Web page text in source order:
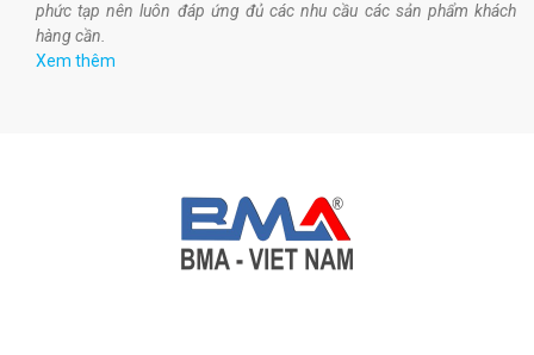
phức tạp nên luôn đáp ứng đủ các nhu cầu các sản phẩm khách
hàng cần.
Xem thêm